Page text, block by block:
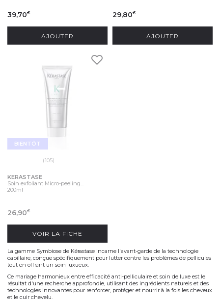
39,70€
AJOUTER
29,80€
AJOUTER
BIENTÔT
(105)
KERASTASE
Soin exfoliant Micro-peeling...
200ml
26,90€
VOIR LA FICHE
La gamme Symbiose de Kérastase incarne l'avant-garde de la technologie
capillaire, conçue spécifiquement pour lutter contre les problèmes de pellicules
tout en offrant un soin luxueux.
Ce mariage harmonieux entre efficacité anti-pelliculaire et soin de luxe est le
résultat d'une recherche approfondie, utilisant des ingrédients naturels et des
technologies innovantes pour renforcer, protéger et nourrir à la fois les cheveux
et le cuir chevelu.